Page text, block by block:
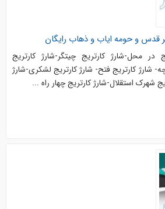
قدس و حومه ایاب و ذهاب رایگان
در محل-شارژ کارتریج چیتگر-شارژ کارتریج
شارژ کارتریج فتح- شارژ کارتریج لشکری-شارژ
شهرک استقلال-شارژ کارتریج چهار راه ...